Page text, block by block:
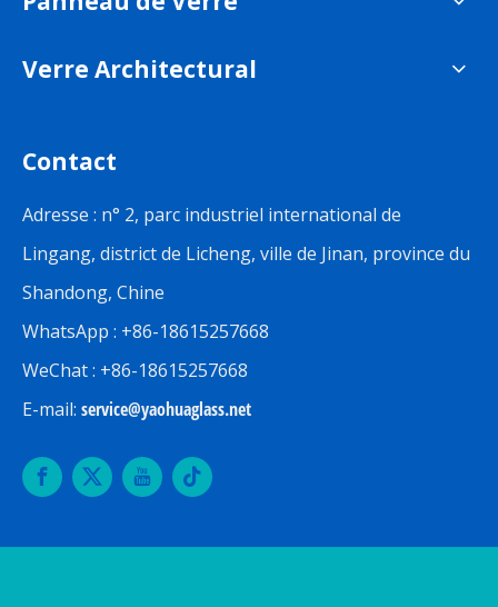
Verre Architectural
Contact
Adresse : n° 2, parc industriel international de
Lingang, district de Licheng, ville de Jinan, province du
Shandong, Chine
WhatsApp : +86-18615257668
WeChat : +86-18615257668
E-mail: service@yaohuaglass.net